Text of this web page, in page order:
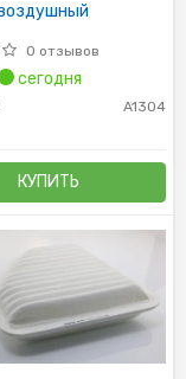
0 отзывов
сегодня
A1304
КУПИТЬ